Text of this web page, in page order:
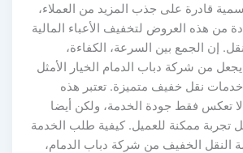
قادرة على جذب المزيد من العملاء،
من هذه العروض لتخفيف الأعباء المالية
إن الجمع بين السرعة، الكفاءة،
من شركة دباب الدمام الخيار الأمثل
نقل خفيف متميزة. تعتبر هذه
تعكس فقط جودة الخدمة، ولكن أيضا
تجربة ممكنة للعميل. كيفية طلب الخدمة
الخفيف من شركة دباب الدمام،